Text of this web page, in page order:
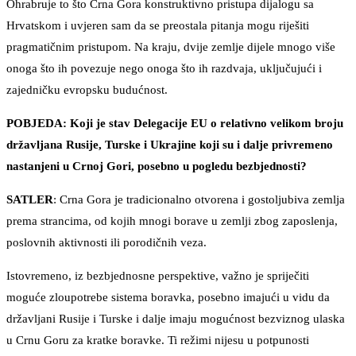
Ohrabruje to što Crna Gora konstruktivno pristupa dijalogu sa
Hrvatskom i uvjeren sam da se preostala pitanja mogu riješiti
pragmatičnim pristupom. Na kraju, dvije zemlje dijele mnogo više
onoga što ih povezuje nego onoga što ih razdvaja, uključujući i
zajedničku evropsku budućnost.
POBJEDA: Koji je stav Delegacije EU o relativno velikom broju
državljana Rusije, Turske i Ukrajine koji su i dalje privremeno
nastanjeni u Crnoj Gori, posebno u pogledu bezbjednosti?
SATLER: Crna Gora je tradicionalno otvorena i gostoljubiva zemlja
prema strancima, od kojih mnogi borave u zemlji zbog zaposlenja,
poslovnih aktivnosti ili porodičnih veza.
Istovremeno, iz bezbjednosne perspektive, važno je spriječiti
moguće zloupotrebe sistema boravka, posebno imajući u vidu da
državljani Rusije i Turske i dalje imaju mogućnost bezviznog ulaska
u Crnu Goru za kratke boravke. Ti režimi nijesu u potpunosti